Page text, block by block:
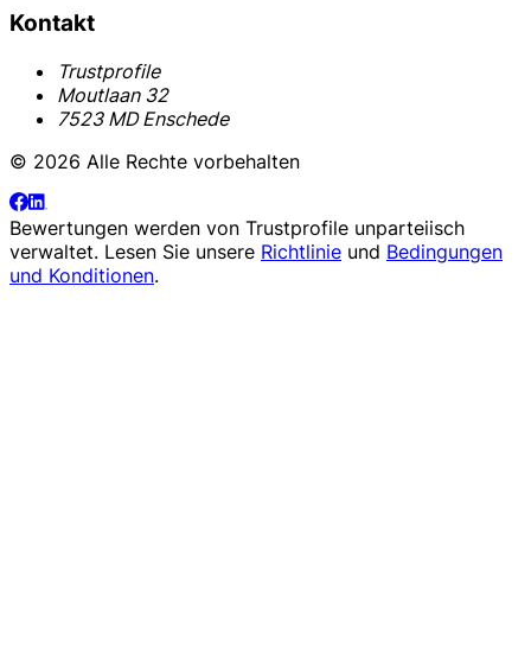
Kontakt
Trustprofile
Moutlaan 32
7523 MD Enschede
© 2026 Alle Rechte vorbehalten
Bewertungen werden von Trustprofile unparteiisch
verwaltet. Lesen Sie unsere Richtlinie und Bedingungen
und Konditionen.